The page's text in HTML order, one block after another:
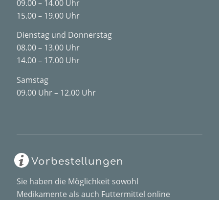
09.00 – 14.00 Uhr
15.00 – 19.00 Uhr
Dienstag und Donnerstag
08.00 – 13.00 Uhr
14.00 – 17.00 Uhr
Samstag
09.00 Uhr – 12.00 Uhr
Vorbestellungen
Sie haben die Möglichkeit sowohl
Medikamente als auch Futtermittel online